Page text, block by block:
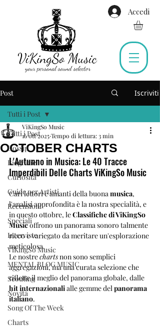
Accedi
Post Iscriviti
Tutti i Post
Gossip
Biografie
Curiosità
Guide per Artisti
Recensioni
Speciali
Interviste
ViKingSo Music
MENTAL BLOG MUSIC
Scouting
Novità
Song Of The Week
Charts
Tutti i Post
OCTOBER CHARTS
ViKingSo Music
16 ott 2025Tempo di lettura: 3 min
L'Autunno in Musica: Le 40 Tracce
Imperdibili Delle Charts ViKingSo Music
Cari lettori e amanti della buona musica,
l'analisi approfondita è la nostra specialità, e
in questo ottobre, le Classifiche di ViKingSo
Music offrono un panorama sonoro talmente
ricco e variegato da meritare un'esplorazione
meticolosa.
Le nostre charts non sono semplici
aggregazioni, ma una curata selezione che
riflette il meglio del panorama globale, dalle
hit internazionali alle gemme del panorama
italiano.